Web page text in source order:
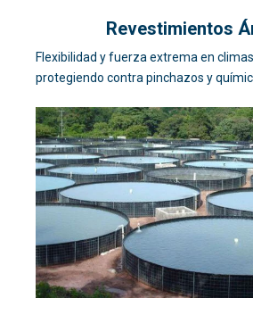
Revestimientos
Flexibilidad y fuerza extrema en
protegiendo contra pinchazos y